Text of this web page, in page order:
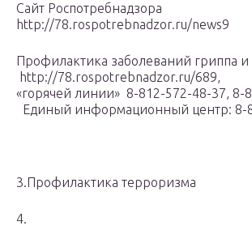
Сайт Роспотребнадзора
http://78.rospotrebnadzor.ru/news9
Профилактика заболеваний гриппа
http://78.rospotrebnadzor.ru/689,
«горячей линии» 8-812-572-48-37, 8-
Единый информационный центр: 8-
3.Профилактика терроризма
4.